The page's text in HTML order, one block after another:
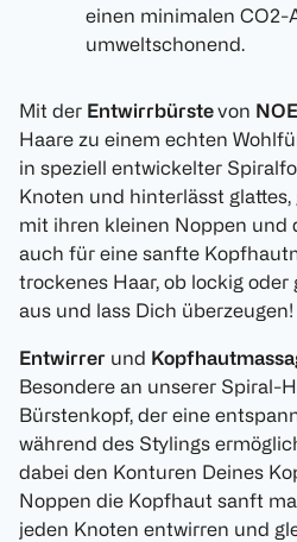
einen minimalen CO2-
umweltschonend.
Mit der Entwirrbürstevon
Haare zu einem echten
in speziell entwickelter
Knoten und hinterlässt glattes,
mit ihren kleinen Noppen
auch für eine sanfte
trockenes Haar, ob lockig
aus und lass Dich überzeugen!
Entwirrer und
Besondere an unserer Spiral-
Bürstenkopf, der eine
während des Stylings
dabei den Konturen Deines
Noppen die Kopfhaut sanft
jeden Knoten entwirren und